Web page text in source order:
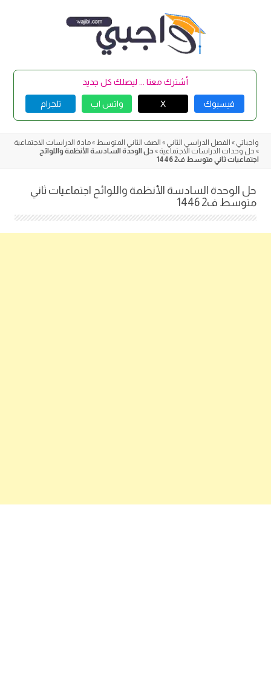
أشترك معنا ... ليصلك كل جديد
فيسبوك X واتس اب تلجرام
واجباتي » الفصل الدراسي الثاني » الصف الثاني المتوسط »مادة الدراسات الاجتماعية
» حل وحدات الدراسات الاجتماعية » حل الوحدة السادسة الأنظمة واللوائح
اجتماعيات ثاني متوسط ف2 1446
حل الوحدة السادسة الأنظمة واللوائح اجتماعيات ثاني
متوسط ف2 1446